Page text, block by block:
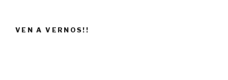
VEN A VERNOS!!